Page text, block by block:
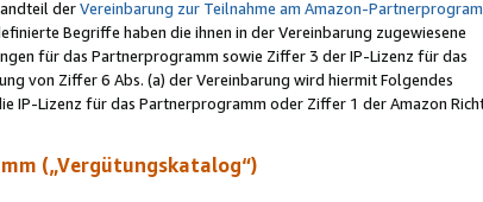
derVereinbarung zur Teilnahme am Amazon-
Begriffe haben die ihnen in der Vereinbarung zugewiesene
für das Partnerprogramm sowie Ziffer 3 der IP-Lizenz für das
von Ziffer 6 Abs. (a) der Vereinbarung wird hiermit Folgendes
IP-Lizenz für das Partnerprogramm oder Ziffer 1 der Amazon
(„Vergütungskatalog“)